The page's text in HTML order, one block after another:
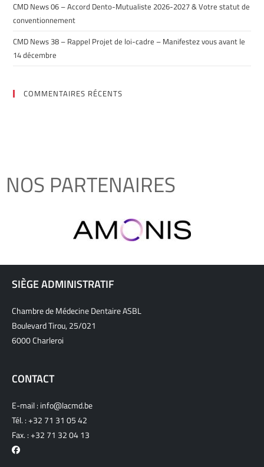
CMD News 06 – Accord Dento-Mutualiste 2026-2027 & Votre statut de
conventionnement
CMD News 38 – Rappel Projet de loi-cadre – Manifestez vous avant le
14 décembre
COMMENTAIRES RÉCENTS
NOS PARTENAIRES
SIÈGE ADMINISTRATIF
Chambre de Médecine Dentaire ASBL
Boulevard Tirou, 25/021
6000 Charleroi
CONTACT
E-mail : info@lacmd.be
Tél. :+32 71 31 05 42
Fax. : +32 71 32 04 13